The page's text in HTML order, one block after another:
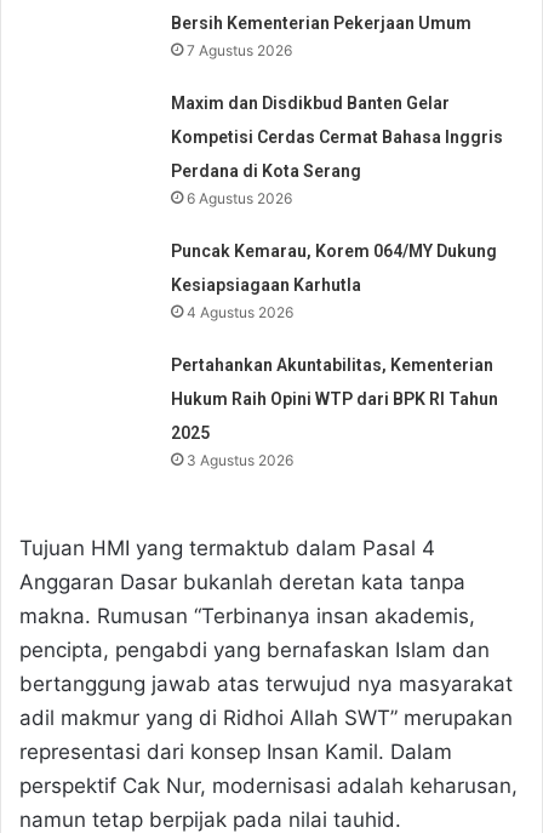
Bersih Kementerian Pekerjaan Umum
7 Agustus 2026
Maxim dan Disdikbud Banten Gelar
Kompetisi Cerdas Cermat Bahasa Inggris
Perdana di Kota Serang
6 Agustus 2026
Puncak Kemarau, Korem 064/MY Dukung
Kesiapsiagaan Karhutla
4 Agustus 2026
Pertahankan Akuntabilitas, Kementerian
Hukum Raih Opini WTP dari BPK RI Tahun
2025
3 Agustus 2026
Tujuan HMI yang termaktub dalam Pasal 4
Anggaran Dasar bukanlah deretan kata tanpa
makna. Rumusan “Terbinanya insan akademis,
pencipta, pengabdi yang bernafaskan Islam dan
bertanggung jawab atas terwujud nya masyarakat
adil makmur yang di Ridhoi Allah SWT” merupakan
representasi dari konsep Insan Kamil. Dalam
perspektif Cak Nur, modernisasi adalah keharusan,
namun tetap berpijak pada nilai tauhid.